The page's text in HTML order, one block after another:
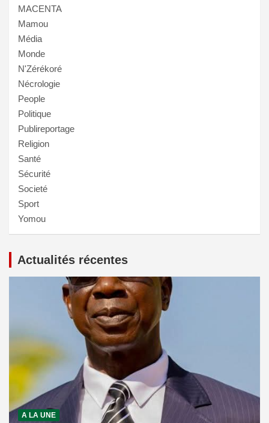
MACENTA
Mamou
Média
Monde
N'Zérékoré
Nécrologie
People
Politique
Publireportage
Religion
Santé
Sécurité
Societé
Sport
Yomou
Actualités récentes
A LA UNE